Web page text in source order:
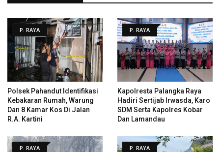
P. RAYA
Polsek Pahandut Identifikasi
Kebakaran Rumah, Warung
Dan 8 Kamar Kos Di Jalan
R.A. Kartini
P. RAYA
Kapolresta Palangka Raya
Hadiri Sertijab Irwasda, Karo
SDM Serta Kapolres Kobar
Dan Lamandau
P. RAYA P. RAYA